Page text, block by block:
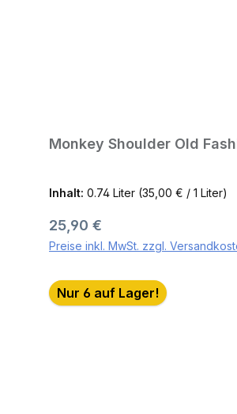
Monkey Shoulder Old
Inhalt: 0.74 Liter (35,00 € / 1 Liter)
Regulärer Preis:
25,90 €
Preise inkl. MwSt. zzgl.
Nur 6 auf Lager!